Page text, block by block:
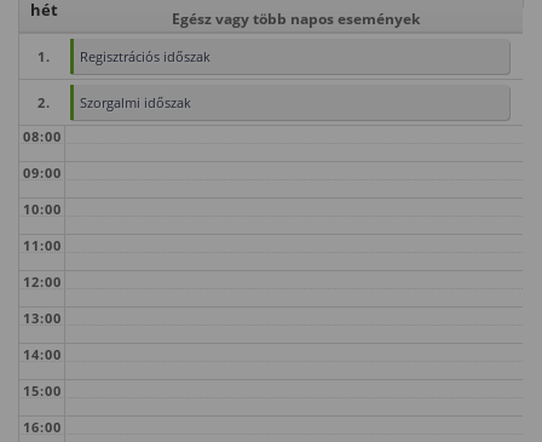
hét
Egész vagy több napos események
1. Regisztrációs időszak
2.
Szorgalmi időszak
08:00
09:00
10:00
11:00
12:00
13:00
14:00
15:00
16:00